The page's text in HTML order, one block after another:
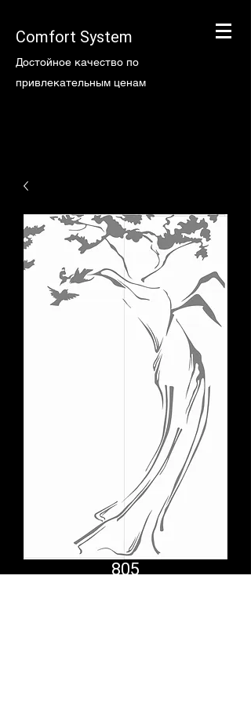
Comfort System
Достойное качество по
привлекательным ценам
805